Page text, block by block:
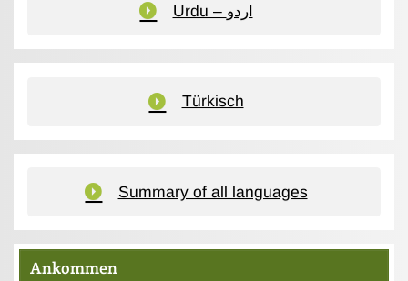
Urdu – اردو
Türkisch
Summary of all languages
Ankommen